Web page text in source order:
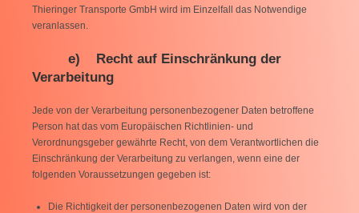
Thieringer Transporte GmbH wird im Einzelfall das Notwendige
veranlassen.
e) Recht auf Einschränkung der
Verarbeitung
Jede von der Verarbeitung personenbezogener Daten betroffene
Person hat das vom Europäischen Richtlinien- und
Verordnungsgeber gewährte Recht, von dem Verantwortlichen die
Einschränkung der Verarbeitung zu verlangen, wenn eine der
folgenden Voraussetzungen gegeben ist:
Die Richtigkeit der personenbezogenen Daten wird von der